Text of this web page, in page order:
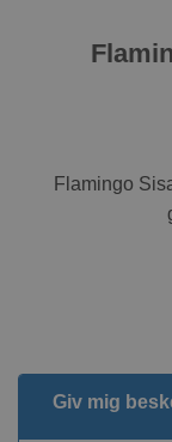
Flamingo
Giv mig